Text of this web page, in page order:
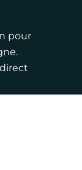
pour